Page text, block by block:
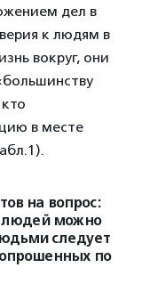
дел в
к людям в
вокруг, они
в месте
на вопрос:
людей можно
следует
по